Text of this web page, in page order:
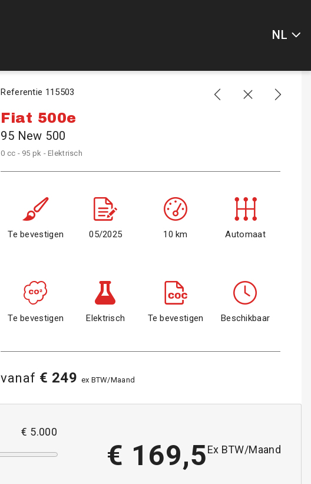
NL
Referentie 115503
Fiat 500e
95 New 500
0 cc - 95 pk - Elektrisch
Te bevestigen 05/2025 10 km Automaat
Te bevestigen Elektrisch Te bevestigen Beschikbaar
vanaf € 249 ex BTW/Maand
€ 5.000
€ 169,5Ex BTW/Maand